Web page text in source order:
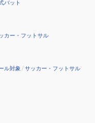
バット
カー・フットサル
ル対象 /サッカー・フットサル